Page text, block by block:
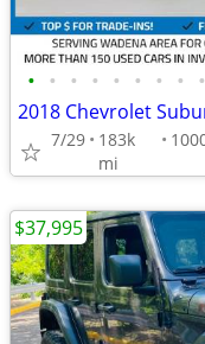
• • • • • • • • •
2018 Chevrolet
7/29
183k
mi
$37,995